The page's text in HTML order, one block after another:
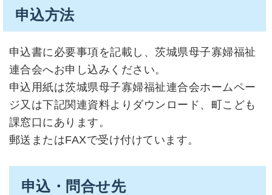
申込方法
申込書に必要事項を記載し、茨城県母子寡婦福祉
連合会へお申し込みください。
申込用紙は茨城県母子寡婦福祉連合会ホームペー
ジ又は下記関連資料よりダウンロード、町こども
課窓口にあります。
郵送またはFAXで受け付けています。
申込・問合せ先